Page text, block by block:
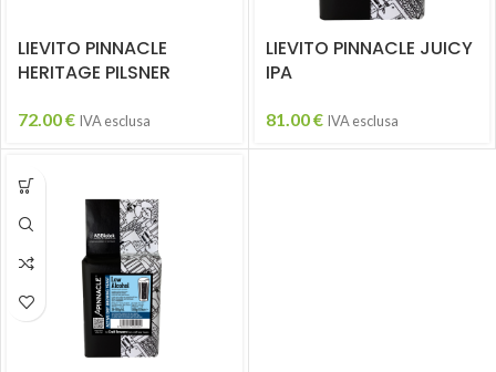
LIEVITO PINNACLE
HERITAGE PILSNER
72.00€ IVA esclusa
LIEVITO PINNACLE JUICY
IPA
81.00€ IVA esclusa